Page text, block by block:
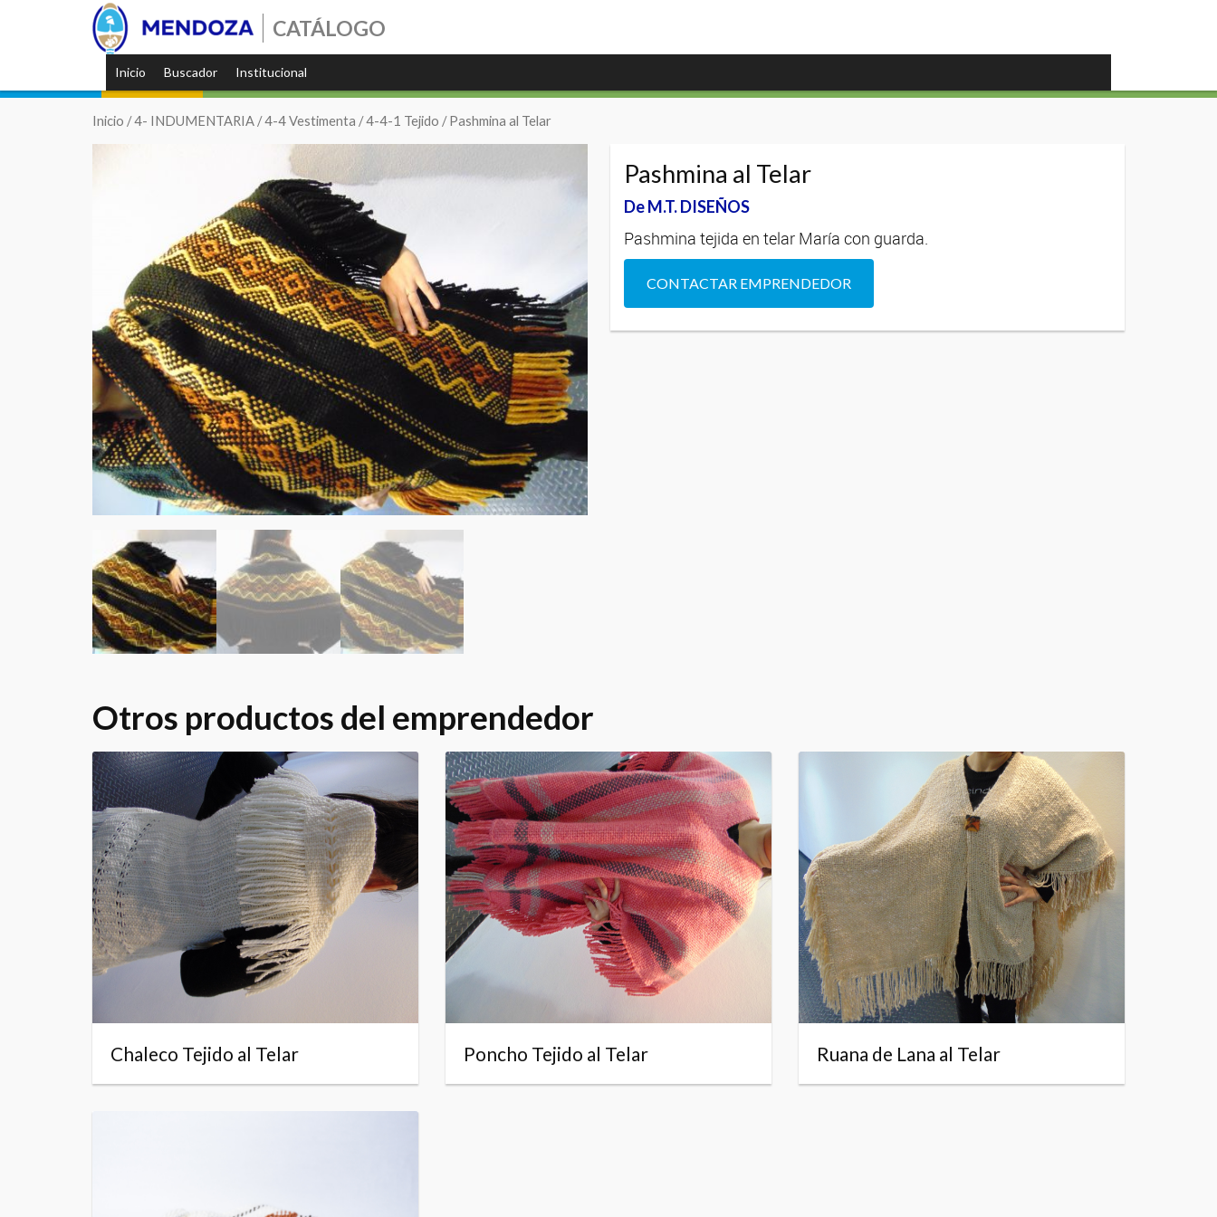
CATÁLOGO
Inicio Buscador Institucional
Inicio /4- INDUMENTARIA /4-4 Vestimenta /4-4-1 Tejido / Pashmina al Telar
Pashmina al Telar
De M.T. DISEÑOS
Pashmina tejida en telar María con guarda.
CONTACTAR EMPRENDEDOR
Otros productos del emprendedor
Chaleco Tejido al Telar Poncho Tejido al Telar Ruana de Lana al Telar